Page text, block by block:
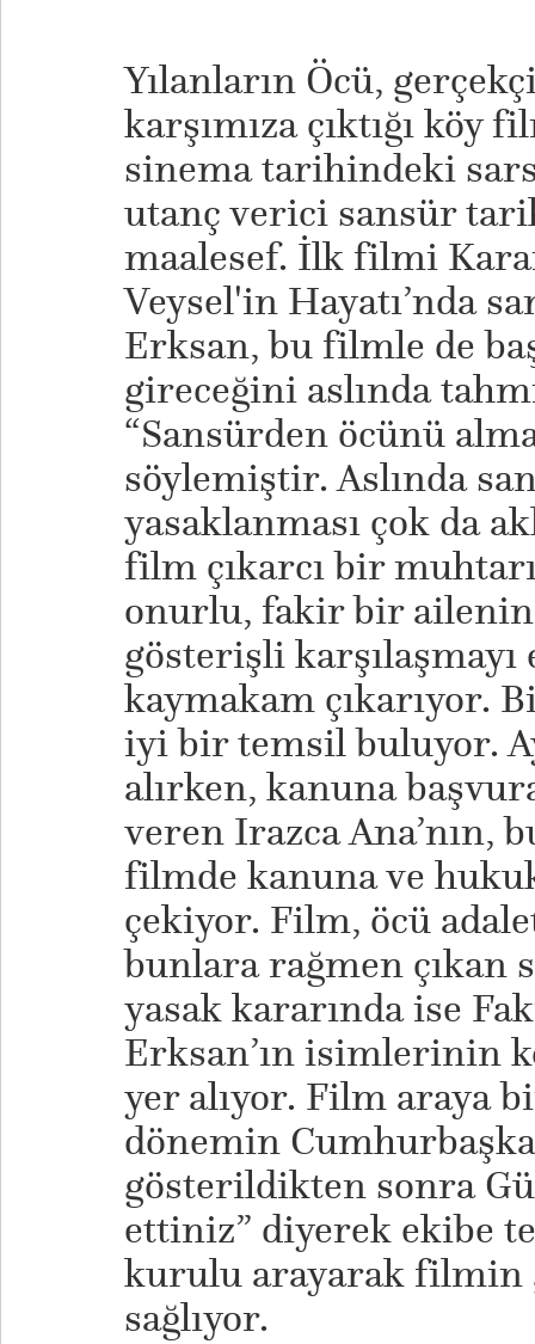
Yılanların Öcü,
karşımıza çıktığı
sinema tarihindeki
utanç verici sansür
maalesef. İlk filmi
Veysel'in Hayatı’nda
Erksan, bu filmle de
gireceğini aslında
“Sansürden öcünü
söylemiştir. Aslında
yasaklanması çok da
film çıkarcı bir
onurlu, fakir bir ailenin
gösterişli
kaymakam çıkarıyor.
iyi bir temsil buluyor.
alırken, kanuna
veren Irazca Ana’nın,
filmde kanuna ve
çekiyor. Film, öcü
bunlara rağmen çıkan
yasak kararında ise
Erksan’ın isimlerinin
yer alıyor. Film araya
dönemin
gösterildikten sonra
ettiniz” diyerek ekibe
kurulu arayarak
sağlıyor.